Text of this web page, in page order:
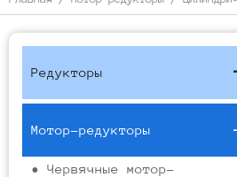
Редукторы
Мотор-редукторы
• Червячные мотор-